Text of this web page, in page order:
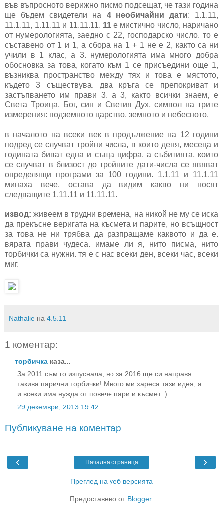
във въпросното верижно писмо подсещат, че тази година
ще бъдем свидетели на 4 необичайни дати: 1.1.11,
11.1.11, 1.11.11 и 11.11.11. 11 е мистично число, наричано
от нумерологията, заедно с 22, господарско число. то е
съставено от 1 и 1, а сбора на 1 + 1 не е 2, както са ни
учили в 1 клас, а 3. нумерологията има много добра
обосновка за това, когато към 1 се присъедини още 1,
възниква пространство между тях и това е мястото,
където 3 съществува. два кръга се препокриват и
застъпването им прави 3. а 3, както всички знаем, е
Света Троица, Бог, син и Светия Дух, символ на трите
измерения: подземното царство, земното и небесното.
в началото на всеки век в продължение на 12 години
подред се случват тройни числа, в които деня, месеца и
годината биват една и съща цифра. а събитията, които
се случват в близост до тройните дати-числа се явяват
определящи програми за 100 години. 1.1.11 и 11.1.11
минаха вече, остава да видим какво ни носят
следващите 1.11.11 и 11.11.11.
извод: живеем в трудни времена, на никой не му се иска
да прекъсне веригата на късмета и парите, но всъщност
за това не ни трябва да разпращаме каквото и да е.
вярата прави чудеса. имаме ли я, нито писма, нито
торбички са нужни. тя е с нас всеки ден, всеки час, всеки
миг.
Nathalie на 4.5.11
1 коментар:
торбичка каза...
За 2011 съм го изпуснала, но за 2016 ще си направя
такива парични торбички! Много ми хареса тази идея, а
и всеки има нужда от повече пари и късмет :)
29 декември, 2013 19:42
Публикуване на коментар
‹ ›
Начална страница
Преглед на уеб версията
Предоставено от Blogger.